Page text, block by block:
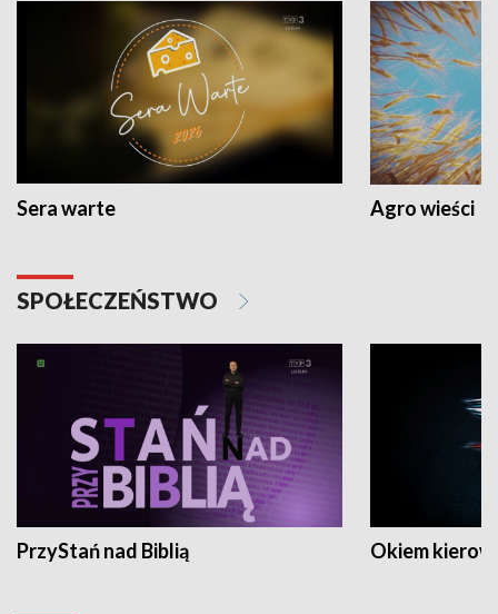
Sera warte Agro wieści
SPOŁECZEŃSTWO
PrzyStań nad Biblią Okiem